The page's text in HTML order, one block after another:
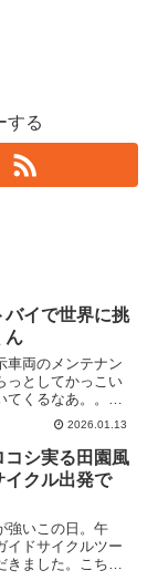
する
バイで世界に挑
ん
車両のメンテナン
っとしてかっこい
てくるなあ。。。
手を振り、叫んじ
くん！大輔さ～
アルオートバイ
されてい...
2026.01.13
シ実る田園風
イクル出発で
強いこの日。午
イドサイクルツー
きました。こちら